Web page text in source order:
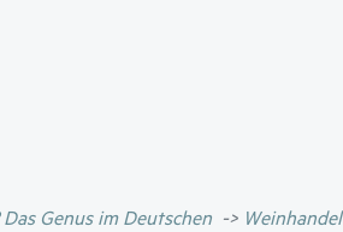
Das Genus im Deutschen Weinhandel